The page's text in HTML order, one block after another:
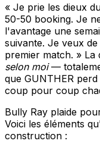
« Je prie les dieux
50-50 booking. Je
l'avantage une
suivante. Je veux
premier match. »
selon moi—
que GUNTHER
coup pour coup
Bully Ray plaide
Voici les éléments
construction :